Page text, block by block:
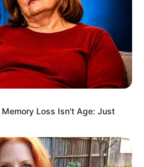
Lo​ss Isn't Age: Just